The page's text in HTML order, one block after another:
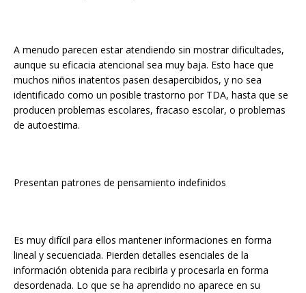
A menudo parecen estar atendiendo sin mostrar dificultades,
aunque su eficacia atencional sea muy baja. Esto hace que
muchos niños inatentos pasen desapercibidos, y no sea
identificado como un posible trastorno por TDA, hasta que se
producen problemas escolares, fracaso escolar, o problemas
de autoestima.
Presentan patrones de pensamiento indefinidos
Es muy difícil para ellos mantener informaciones en forma
lineal y secuenciada. Pierden detalles esenciales de la
información obtenida para recibirla y procesarla en forma
desordenada. Lo que se ha aprendido no aparece en su